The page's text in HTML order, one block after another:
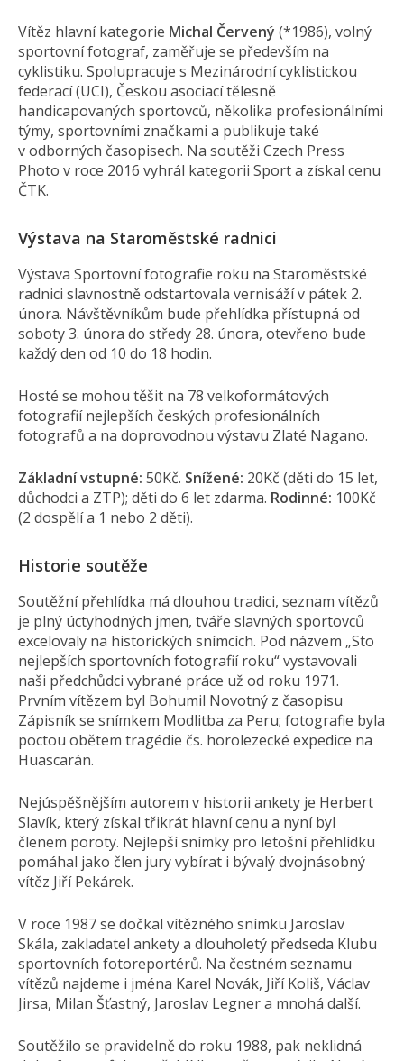
Vítěz hlavní kategorie Michal Červený (*1986), volný
sportovní fotograf, zaměřuje se především na
cyklistiku. Spolupracuje s Mezinárodní cyklistickou
federací (UCI), Českou asociací tělesně
handicapovaných sportovců, několika profesionálními
týmy, sportovními značkami a publikuje také
v odborných časopisech. Na soutěži Czech Press
Photo v roce 2016 vyhrál kategorii Sport a získal cenu
ČTK.
Výstava na Staroměstské radnici
Výstava Sportovní fotografie roku na Staroměstské
radnici slavnostně odstartovala vernisáží v pátek 2.
února. Návštěvníkům bude přehlídka přístupná od
soboty 3. února do středy 28. února, otevřeno bude
každý den od 10 do 18 hodin.
Hosté se mohou těšit na 78 velkoformátových
fotografií nejlepších českých profesionálních
fotografů a na doprovodnou výstavu Zlaté Nagano.
Základní vstupné: 50Kč. Snížené: 20Kč (děti do 15 let,
důchodci a ZTP); děti do 6 let zdarma. Rodinné: 100Kč
(2 dospělí a 1 nebo 2 děti).
Historie soutěže
Soutěžní přehlídka má dlouhou tradici, seznam vítězů
je plný úctyhodných jmen, tváře slavných sportovců
excelovaly na historických snímcích. Pod názvem „Sto
nejlepších sportovních fotografií roku“ vystavovali
naši předchůdci vybrané práce už od roku 1971.
Prvním vítězem byl Bohumil Novotný z časopisu
Zápisník se snímkem Modlitba za Peru; fotografie byla
poctou obětem tragédie čs. horolezecké expedice na
Huascarán.
Nejúspěšnějším autorem v historii ankety je Herbert
Slavík, který získal třikrát hlavní cenu a nyní byl
členem poroty. Nejlepší snímky pro letošní přehlídku
pomáhal jako člen jury vybírat i bývalý dvojnásobný
vítěz Jiří Pekárek.
V roce 1987 se dočkal vítězného snímku Jaroslav
Skála, zakladatel ankety a dlouholetý předseda Klubu
sportovních fotoreportérů. Na čestném seznamu
vítězů najdeme i jména Karel Novák, Jiří Koliš, Václav
Jirsa, Milan Šťastný, Jaroslav Legner a mnohá další.
Soutěžilo se pravidelně do roku 1988, pak neklidná